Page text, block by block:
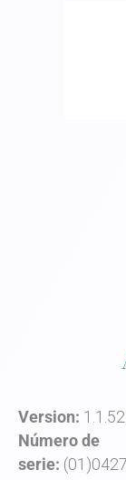
Version:
Número de
serie: